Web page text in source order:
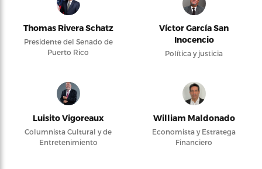
Thomas Rivera Schatz
Presidente del Senado de
Puerto Rico
Víctor García San
Inocencio
Política y justicia
Luisito Vigoreaux
Columnista Cultural y de
Entretenimiento
William Maldonado
Economista y Estratega
Financiero